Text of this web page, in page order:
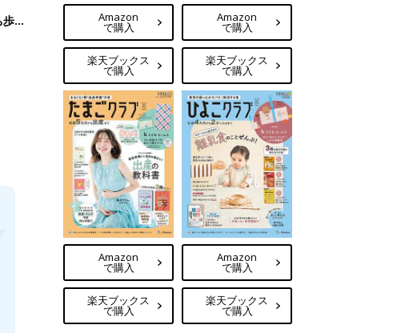
歩
Amazon
で購入
楽天ブックス
で購入
Amazon
で購入
楽天ブックス
で購入
Amazon
で購入
楽天ブックス
で購入
Amazon
で購入
楽天ブックス
で購入